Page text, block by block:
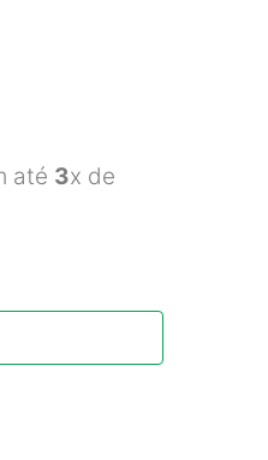
até 3x de